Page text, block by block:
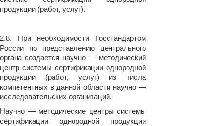
продукции (работ, услуг).
2.8. При необходимости Госстандартом
России по представлению центрального
органа создается научно — методический
центр системы сертификации однородной
продукции (работ, услуг) из числа
компетентных в данной области научно —
исследовательских организаций.
Научно — методические центры системы
сертификации однородной продукции